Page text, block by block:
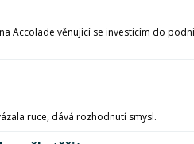
Accolade věnující se investicím do
ruce, dává rozhodnutí smysl.